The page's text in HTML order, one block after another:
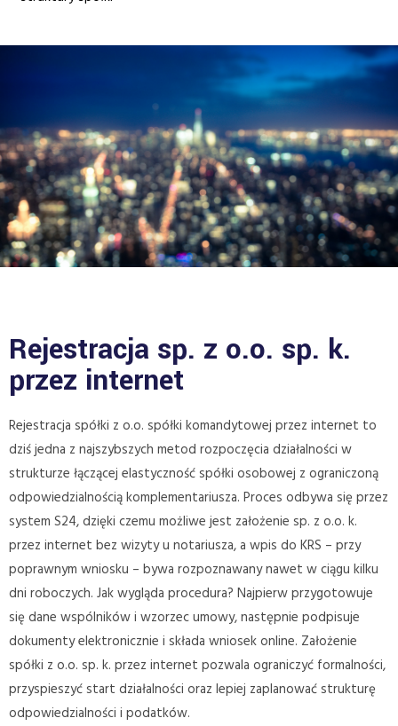
Rejestracja sp. z o.o. sp. k.
przez internet
Rejestracja spółki z o.o. spółki komandytowej przez internet to
dziś jedna z najszybszych metod rozpoczęcia działalności w
strukturze łączącej elastyczność spółki osobowej z ograniczoną
odpowiedzialnością komplementariusza. Proces odbywa się przez
system S24, dzięki czemu możliwe jest założenie sp. z o.o. k.
przez internet bez wizyty u notariusza, a wpis do KRS – przy
poprawnym wniosku – bywa rozpoznawany nawet w ciągu kilku
dni roboczych. Jak wygląda procedura? Najpierw przygotowuje
się dane wspólników i wzorzec umowy, następnie podpisuje
dokumenty elektronicznie i składa wniosek online. Założenie
spółki z o.o. sp. k. przez internet pozwala ograniczyć formalności,
przyspieszyć start działalności oraz lepiej zaplanować strukturę
odpowiedzialności i podatków.